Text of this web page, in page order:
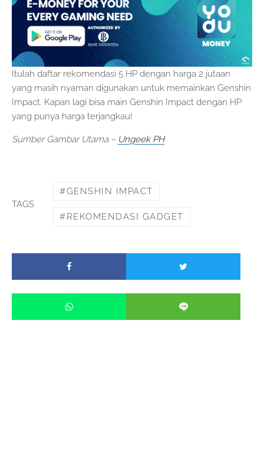
Itulah daftar rekomendasi 5 HP dengan harga 2 jutaan
yang masih nyaman digunakan untuk memainkan Genshin
Impact. Kapan lagi bisa main Genshin Impact dengan HP
yang punya harga terjangkau!
Sumber Gambar Utama – Ungeek PH
TAGS
GENSHIN IMPACT
REKOMENDASI GADGET